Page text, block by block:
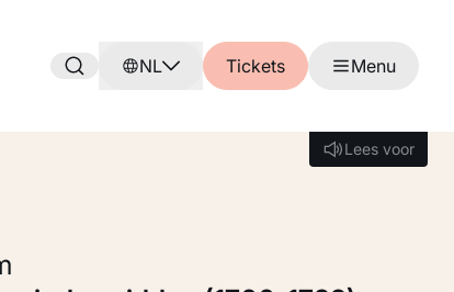
NL Tickets Menu
Lees voor
Lees voor